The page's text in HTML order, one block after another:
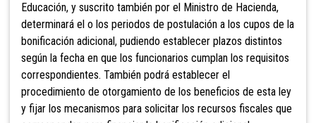
Educación, y suscrito también por el Ministro de Hacienda,
determinará el o los periodos de postulación a los cupos de la
bonificación adicional, pudiendo establecer plazos distintos
según la fecha en que los funcionarios cumplan los requisitos
correspondientes. También podrá establecer el
procedimiento de otorgamiento de los beneficios de esta ley
y fijar los mecanismos para solicitar los recursos fiscales que